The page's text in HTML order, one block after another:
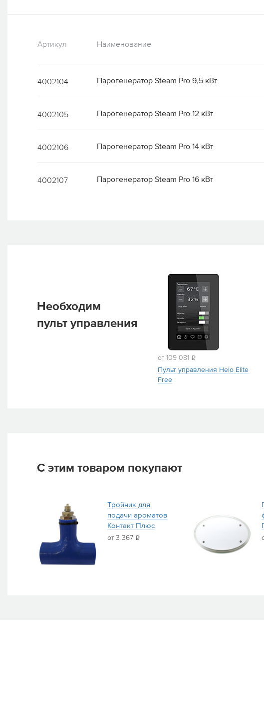
Артикул Наименование
4002104 Парогенератор Steam Pro 9,5 кВт
4002105 Парогенератор Steam Pro 12 кВт
4002106 Парогенератор Steam Pro 14 кВт
4002107 Парогенератор Steam Pro 16 кВт
Необходим
пульт управления
от 109 081 i
Пульт управления Helo Elite
Free
С этим товаром покупают
Тройник для
подачи ароматов
Контакт Плюс
от 3 367 i